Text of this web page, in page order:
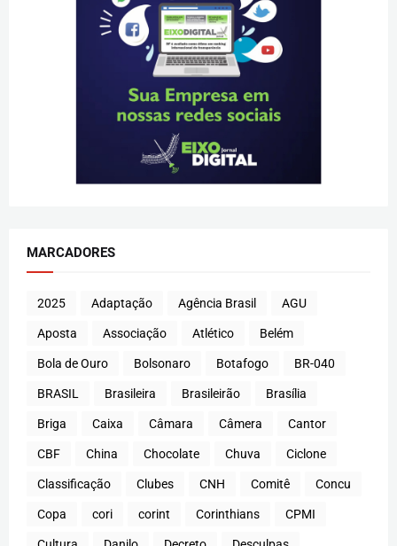
MARCADORES
2025 Adaptação Agência Brasil AGU
Aposta Associação Atlético Belém
Bola de Ouro Bolsonaro Botafogo BR-040
BRASIL Brasileira Brasileirão Brasília
Briga Caixa Câmara Câmera Cantor
CBF China Chocolate Chuva Ciclone
Classificação Clubes CNH Comitê Concu
Copa cori corint Corinthians CPMI